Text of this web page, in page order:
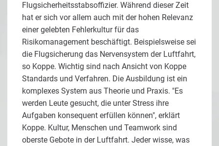
Flugsicherheitsstabsoffizier. Während dieser Zeit
hat er sich vor allem auch mit der hohen Relevanz
einer gelebten Fehlerkultur für das
Risikomanagement beschäftigt. Beispielsweise sei
die Flugsicherung das Nervensystem der Luftfahrt,
so Koppe. Wichtig sind nach Ansicht von Koppe
Standards und Verfahren. Die Ausbildung ist ein
komplexes System aus Theorie und Praxis. "Es
werden Leute gesucht, die unter Stress ihre
Aufgaben konsequent erfüllen können", erklärt
Koppe. Kultur, Menschen und Teamwork sind
oberste Gebote in der Luftfahrt. Jeder wisse, was